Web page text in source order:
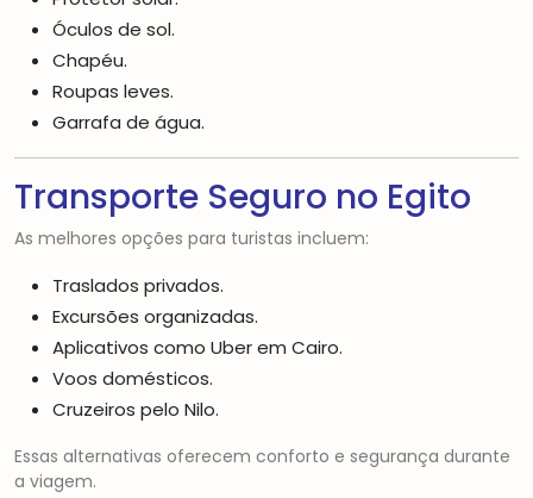
Óculos de sol.
Chapéu.
Roupas leves.
Garrafa de água.
Transporte Seguro no Egito
As melhores opções para turistas incluem:
Traslados privados.
Excursões organizadas.
Aplicativos como Uber em Cairo.
Voos domésticos.
Cruzeiros pelo Nilo.
Essas alternativas oferecem conforto e segurança durante
a viagem.